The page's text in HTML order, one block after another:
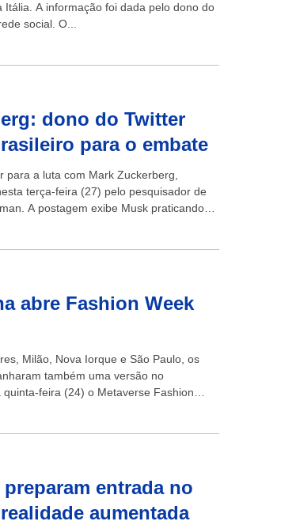
Itália. A informação foi dada pelo dono do
social. O...
dono do Twitter
para o embate
para a luta com Mark Zuckerberg,
terça-feira (27) pelo pesquisador de
A postagem exibe Musk praticando
abre Fashion Week
Milão, Nova Iorque e São Paulo, os
também uma versão no
feira (24) o Metaverse Fashion
entrada no
aumentada